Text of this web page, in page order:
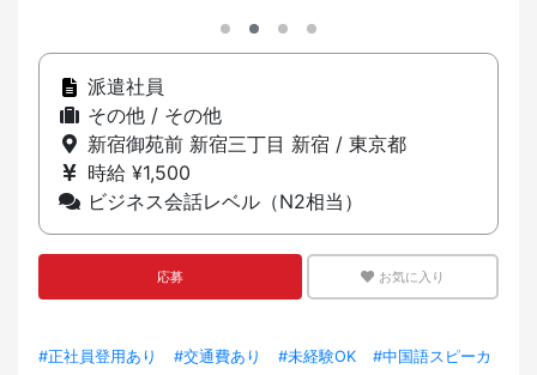
派遣社員
その他 / その他
新宿御苑前 新宿三丁目 新宿 / 東京都
時給 ¥1,500
ビジネス会話レベル（N2相当）
応募 お気に入り
#正社員登用あり #交通費あり #未経験OK
#中国語スピーカ